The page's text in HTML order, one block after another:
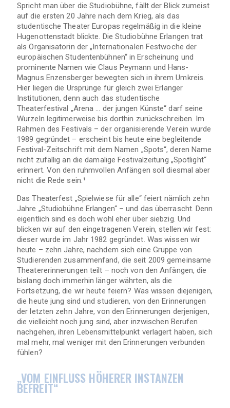
Spricht man über die Studiobühne, fällt der Blick zumeist
auf die ersten 20 Jahre nach dem Krieg, als das
studentische Theater Europas regelmäßig in die kleine
Hugenottenstadt blickte. Die Studiobühne Erlangen trat
als Organisatorin der „Internationalen Festwoche der
europäischen Studentenbühnen“ in Erscheinung und
prominente Namen wie Claus Peymann und Hans-
Magnus Enzensberger bewegten sich in ihrem Umkreis.
Hier liegen die Ursprünge für gleich zwei Erlanger
Institutionen, denn auch das studentische
Theaterfestival „Arena … der jungen Künste“ darf seine
Wurzeln legitimerweise bis dorthin zurückschreiben. Im
Rahmen des Festivals – der organisierende Verein wurde
1989 gegründet – erscheint bis heute eine begleitende
Festival-Zeitschrift mit dem Namen „Spots“, deren Name
nicht zufällig an die damalige Festivalzeitung „Spotlight“
erinnert. Von den ruhmvollen Anfängen soll diesmal aber
nicht die Rede sein.¹
Das Theaterfest „Spielwiese für alle“ feiert nämlich zehn
Jahre „Studiobühne Erlangen“ – und das überrascht. Denn
eigentlich sind es doch wohl eher über siebzig. Und
blicken wir auf den eingetragenen Verein, stellen wir fest:
dieser wurde im Jahr 1982 gegründet. Was wissen wir
heute – zehn Jahre, nachdem sich eine Gruppe von
Studierenden zusammenfand, die seit 2009 gemeinsame
Theatererinnerungen teilt – noch von den Anfängen, die
bislang doch immerhin länger währten, als die
Fortsetzung, die wir heute feiern? Was wissen diejenigen,
die heute jung sind und studieren, von den Erinnerungen
der letzten zehn Jahre, von den Erinnerungen derjenigen,
die vielleicht noch jung sind, aber inzwischen Berufen
nachgehen, ihren Lebensmittelpunkt verlagert haben, sich
mal mehr, mal weniger mit den Erinnerungen verbunden
fühlen?
„VOM EINFLUSS HÖHERER INSTANZEN B
EFREIT“